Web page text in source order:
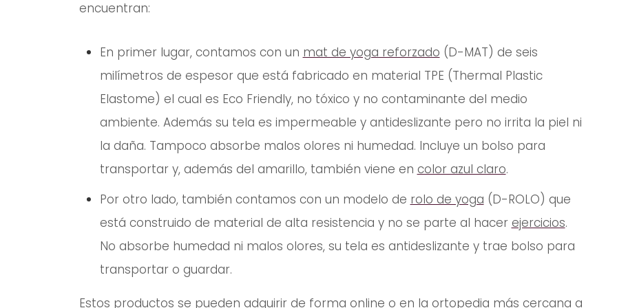
encuentran:
En primer lugar, contamos con un mat de yoga reforzado (D-MAT) de seis
milímetros de espesor que está fabricado en material TPE (Thermal Plastic
Elastome) el cual es Eco Friendly, no tóxico y no contaminante del medio
ambiente. Además su tela es impermeable y antideslizante pero no irrita la piel ni
la daña. Tampoco absorbe malos olores ni humedad. Incluye un bolso para
transportar y, además del amarillo, también viene en color azul claro.
Por otro lado, también contamos con un modelo de rolo de yoga (D-ROLO) que
está construido de material de alta resistencia y no se parte al hacer ejercicios.
No absorbe humedad ni malos olores, su tela es antideslizante y trae bolso para
transportar o guardar.
Estos productos se pueden adquirir de forma online o en la ortopedia más cercana a